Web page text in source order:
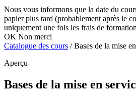
Nous vous informons que la date du
papier plus tard (probablement après le
uniquement une fois les frais de
OK Non merci
Catalogue des cours / Bases de la mise
Aperçu
Bases de la mise en